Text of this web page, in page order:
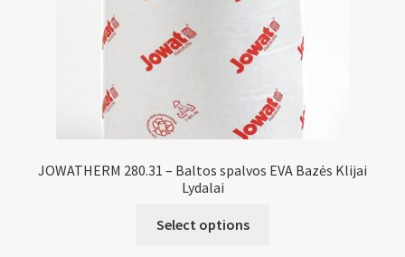
JOWATHERM 280.31 – Baltos spalvos EVA Bazės Klijai
Lydalai
Select options